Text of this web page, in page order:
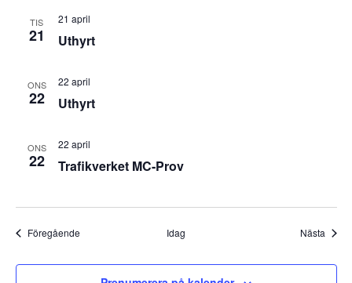
TIS
21 Uthyrt
21 april
ONS
22 Uthyrt
22 april
ONS
22 Trafikverket MC-Prov
22 april
FöregåendeEvenemang Idag Nästa